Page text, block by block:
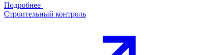
Подробнее
Строительный контроль